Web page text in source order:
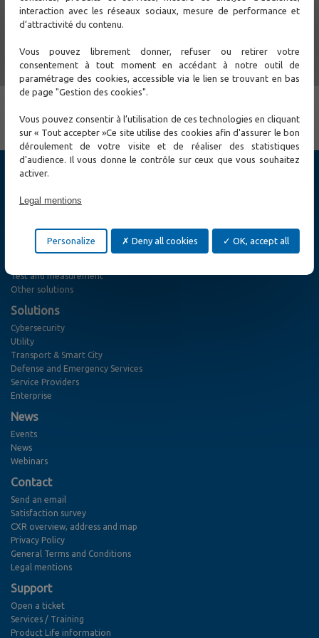
TheSWM-5700-P series
Please contact CXRfor more information.
Products
Cybersecurity
Ethernet Switch
MPLS-TP and SONET / SDH, TDM E1/T1/PDH Networks
Fiber Optic Access
Test and measurement
Other solutions
Solutions
Cybersecurity
Utility
Transport & Smart City
Defense and Emergency Services
Service Providers
Enterprise
News
Events
News
Webinars
Contact
Send an email
Satisfaction survey
CXR overview, address and map
Privacy Policy
General Terms and Conditions
Legal mentions
Support
Open a ticket
Services / Training
Product Life information
interaction avec les réseaux sociaux, mesure de performance et
d’attractivité du contenu.
Vous pouvez librement donner, refuser ou retirer votre
consentement à tout moment en accédant à notre outil de
paramétrage des cookies, accessible via le lien se trouvant en bas
de page "Gestion des cookies".
Vous pouvez consentir à l’utilisation de ces technologies en cliquant
sur « Tout accepter »Ce site utilise des cookies afin d'assurer le bon
déroulement de votre visite et de réaliser des statistiques
d'audience. Il vous donne le contrôle sur ceux que vous souhaitez
activer.
Legal mentions
OK, accept all
Deny all cookies
Personalize